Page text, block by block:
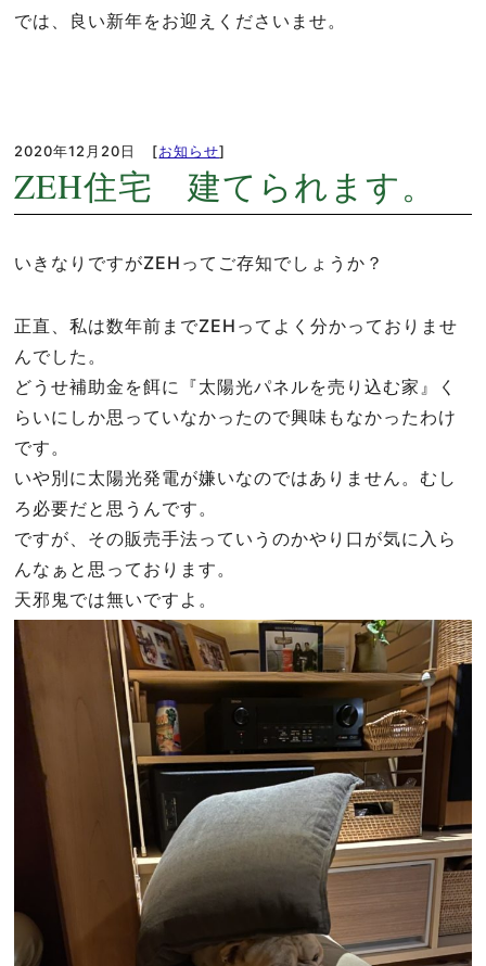
では、良い新年をお迎えくださいませ。
2020年12月20日 [お知らせ]
ZEH住宅 建てられます。
いきなりですがZEHってご存知でしょうか？
正直、私は数年前までZEHってよく分かっておりませ
んでした。
どうせ補助金を餌に『太陽光パネルを売り込む家』く
らいにしか思っていなかったので興味もなかったわけ
です。
いや別に太陽光発電が嫌いなのではありません。むし
ろ必要だと思うんです。
ですが、その販売手法っていうのかやり口が気に入ら
んなぁと思っております。
天邪鬼では無いですよ。